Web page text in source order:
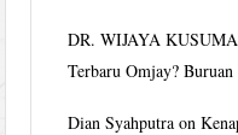
DR. WIJAYA
Terbaru Omjay? Buruan
Dian Syahputra on